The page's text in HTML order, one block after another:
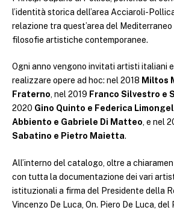
l’identità storica dell’area Acciaroli-
relazione tra quest’area del
filosofie artistiche contemporanee.
Ogni anno vengono invitati artisti italiani
realizzare opere ad hoc: nel 2018 Miltos
Fraterno, nel 2019 Franco Silvestro e
2020 Gino Quinto e Federica
Abbiento e Gabriele Di Matteo, e nel
Sabatino e Pietro Maietta.
All’interno del catalogo, oltre a
con tutta la documentazione dei vari
istituzionali a firma del Presidente della
Vincenzo De Luca, On. Piero De Luca,